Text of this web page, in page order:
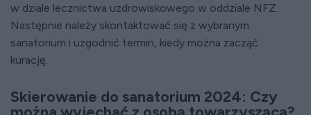
w dziale lecznictwa uzdrowiskowego w oddziale NFZ.
Następnie należy skontaktować się z wybranym
sanatorium i uzgodnić termin, kiedy można zacząć
kurację.
Skierowanie do sanatorium 2024: Czy